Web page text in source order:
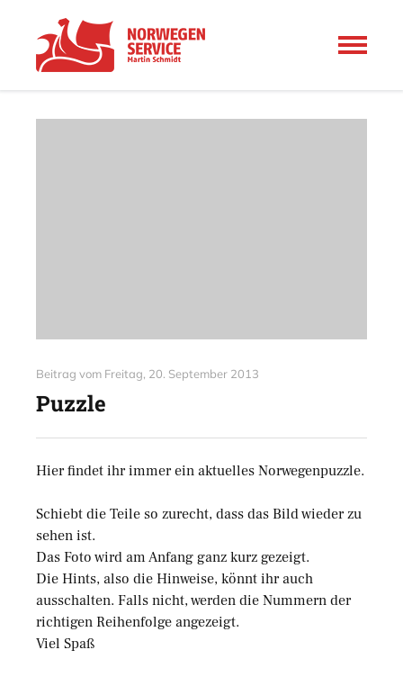
Beitrag vom Freitag, 20. September 2013
Puzzle
Hier findet ihr immer ein aktuelles Norwegenpuzzle.
Schiebt die Teile so zurecht, dass das Bild wieder zu
sehen ist.
Das Foto wird am Anfang ganz kurz gezeigt.
Die Hints, also die Hinweise, könnt ihr auch
ausschalten. Falls nicht, werden die Nummern der
richtigen Reihenfolge angezeigt.
Viel Spaß